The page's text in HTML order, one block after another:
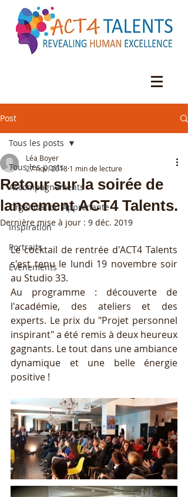
Post
Tous les posts
Accompagnements
Organisation Apprenante
Inspiration
Portraits
Événements
Tous les posts
Retour sur la soirée de
lancement ACT4 Talents.
Léa Boyer
27 nov. 2018 1 min de lecture
Dernière mise à jour : 9 déc. 2019
Le cocktail de rentrée d'ACT4 Talents
s'est tenu le lundi 19 novembre soir
au Studio 33.
Au programme : découverte de
l'académie, des ateliers et des
experts. Le prix du "Projet personnel
inspirant" a été remis à deux heureux
gagnants. Le tout dans une ambiance
dynamique et une belle énergie
positive !